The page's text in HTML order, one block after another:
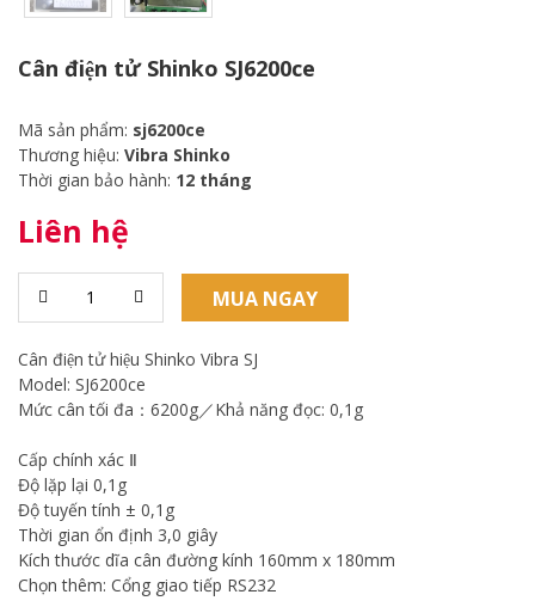
Cân điện tử Shinko SJ6200ce
Mã sản phẩm: sj6200ce
Thương hiệu: Vibra Shinko
Thời gian bảo hành: 12 tháng
Liên hệ
MUA NGAY
Cân điện tử hiệu Shinko Vibra SJ
Model: SJ6200ce
Mức cân tối đa：6200g／Khả năng đọc: 0,1g
Cấp chính xác Ⅱ
Độ lặp lại 0,1g
Độ tuyến tính ± 0,1g
Thời gian ổn định 3,0 giây
Kích thước dĩa cân đường kính 160mm x 180mm
Chọn thêm: Cổng giao tiếp RS232